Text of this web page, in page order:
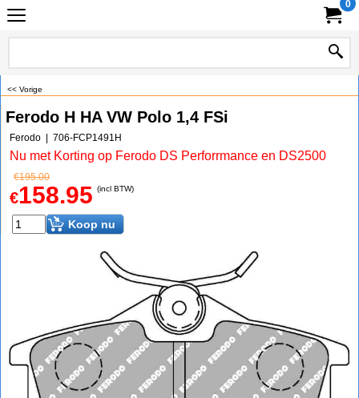
0
<< Vorige
Ferodo H HA VW Polo 1,4 FSi
Ferodo 706-FCP1491H
Nu met Korting op Ferodo DS Perforrmance en DS2500
€195.00
€158.95 (incl BTW)
Koop nu